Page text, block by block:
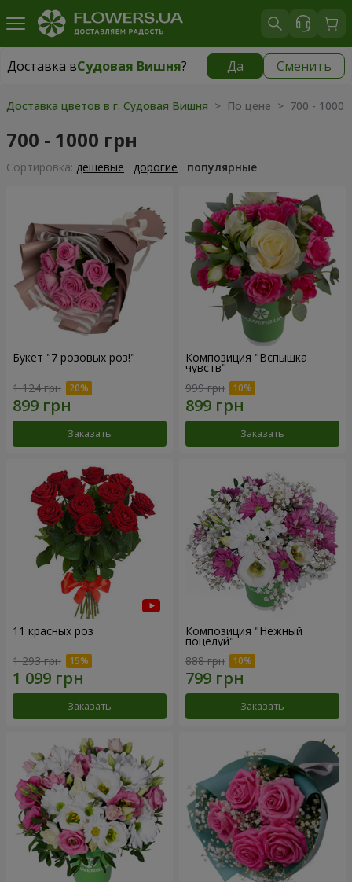
Доставка вСудовая Вишня? Да Сменить
Доставка вСудовая Вишня|812 грн
Доставка цветов в г. Судовая Вишня > По цене > 700 - 1000
700 - 1000 грн
Cортировка: дешевые дорогие популярные
Букет "7 розовых роз!"
1 124 грн
Заказать
Композиция "Вспышка
чувств"
999 грн
Заказать
11 красных роз
1 293 грн
Заказать
Композиция "Нежный
поцелуй"
888 грн
Заказать